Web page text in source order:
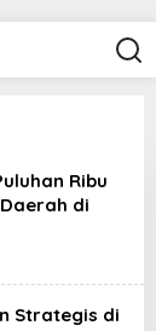
Ribu
di
Strategis di